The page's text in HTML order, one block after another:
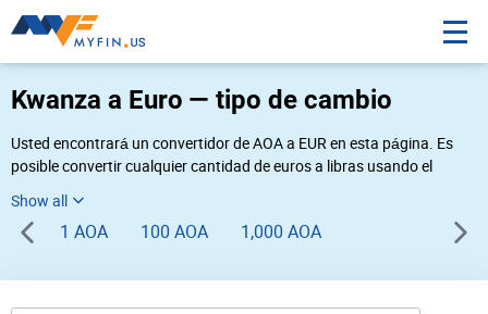
Kwanza a Euro — tipo de cambio
Usted encontrará un convertidor de AOA a EUR en esta página. Es
posible convertir cualquier cantidad de euros a libras usando el
usted necesita una conversión inversa, vaya al convertidor de pares
deEUR AOA.
1 AOA 100 AOA 1,000 AOA